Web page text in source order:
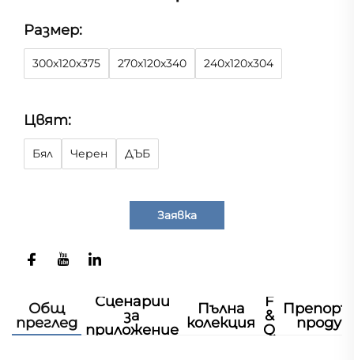
Размер:
300x120x375 270x120x340 240x120x304
Цвят:
Бял Черен ДЪБ
Заявка
Общ
преглед
Сценарии
за
приложение
Пълна
колекция
F
&
Q